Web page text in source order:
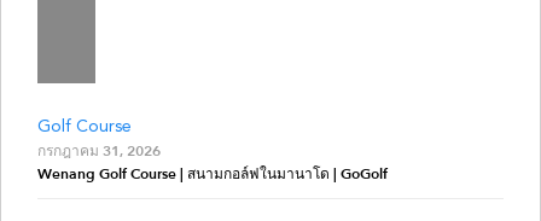
Golf Course
กรกฎาคม 31, 2026
Wenang Golf Course | สนามกอล์ฟในมานาโด | GoGolf